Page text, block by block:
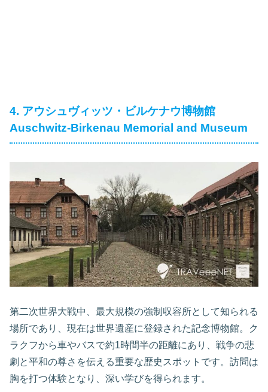
4. アウシュヴィッツ・ビルケナウ博物館
Auschwitz-Birkenau Memorial and Museum
第二次世界大戦中、最大規模の強制収容所として知られる
場所であり、現在は世界遺産に登録された記念博物館。ク
ラクフから車やバスで約1時間半の距離にあり、戦争の悲
劇と平和の尊さを伝える重要な歴史スポットです。訪問は
胸を打つ体験となり、深い学びを得られます。